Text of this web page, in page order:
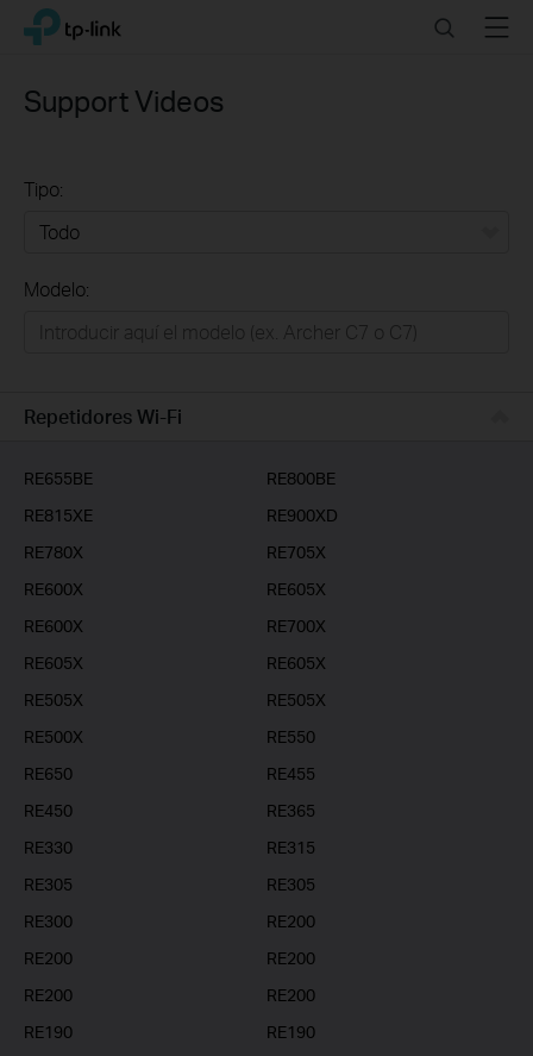
Click
navigation
TP-Link, Reliably Smart SearchMenu
Support Videos
Tipo:
Empresas
Modelo:
Repetidores Wi-Fi
RE655BE
RE800BE
RE815XE
RE900XD
RE780X
RE705X
RE600X
RE605X
RE600X
RE700X
RE605X
RE605X
RE505X
RE505X
RE500X
RE550
RE650
RE455
RE450
RE365
RE330
RE315
RE305
RE305
RE300
RE200
RE200
RE200
RE200
RE200
RE190
RE190